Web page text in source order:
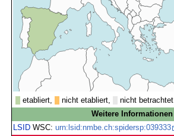
etabliert, nicht etabliert,
nicht betrachtet
Weitere Informationen
LSID WSC:urn:lsid:nmbe.ch:spidersp:039333